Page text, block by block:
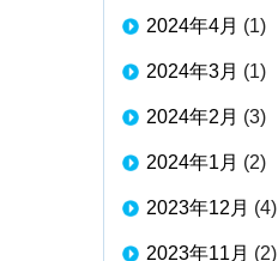
2024年4月 (1)
2024年3月 (1)
2024年2月 (3)
2024年1月 (2)
2023年12月 (4)
2023年11月 (2)